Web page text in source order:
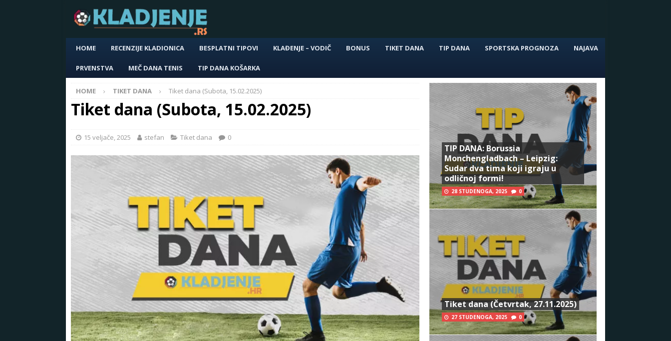
HOME RECENZIJE KLADIONICA BESPLATNI TIPOVI KLAĐENJE – VODIČ BONUS TIKET DANA TIP DANA SPORTSKA PROGNOZA NAJAVA
PRVENSTVA MEČ DANA TENIS TIP DANA KOŠARKA
HOME TIKET DANA Tiket dana (Subota, 15.02.2025)
Tiket dana (Subota, 15.02.2025)
15 veljače, 2025 stefan Tiket dana 0
TIP DANA: Borussia
Monchengladbach – Leipzig:
Sudar dva tima koji igraju u
odličnoj formi!
28 STUDENOGA, 2025 0
Tiket dana (Četvrtak, 27.11.2025)
27 STUDENOGA, 2025 0